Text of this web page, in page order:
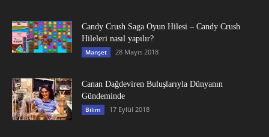
Candy Crush Saga Oyun Hilesi – Candy Crush
Hileleri nasıl yapılır?
Manşet 28 Mayıs 2018
Canan Dağdeviren Buluşlarıyla Dünyanın
Gündeminde
Bilim 17 Eylül 2018